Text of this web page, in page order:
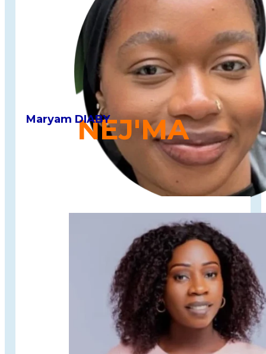
NEJ'MA
Maryam DIABY
Marque spécialisée dans la
création et la confection
de Qamis modernes
et élégants, alliant tradition et